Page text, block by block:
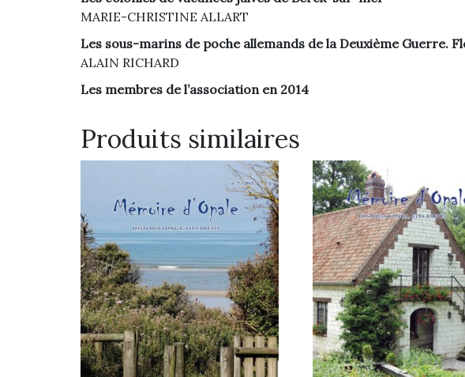
MARIE-CHRISTINE ALLART
Les sous-marins de poche allemands de la Deuxième Guerre.
ALAIN RICHARD
Les membres de l’association en 2014
Produits similaires